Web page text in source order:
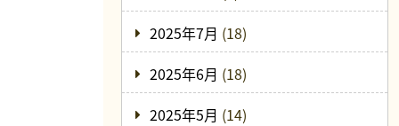
2025年7月 (18)
2025年6月 (18)
2025年5月 (14)